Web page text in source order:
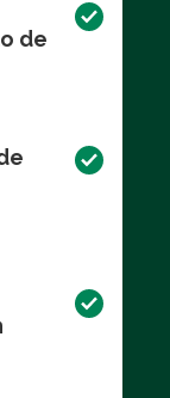
de